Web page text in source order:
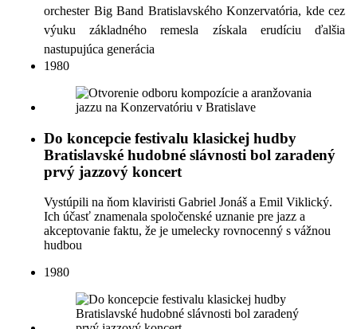
orchester Big Band Bratislavského Konzervatória, kde cez
výuku základného remesla získala erudíciu ďalšia
nastupujúca generácia
1980
Do koncepcie festivalu klasickej hudby
Bratislavské hudobné slávnosti bol zaradený
prvý jazzový koncert
Vystúpili na ňom klaviristi Gabriel Jonáš a Emil Viklický.
Ich účasť znamenala spoločenské uznanie pre jazz a
akceptovanie faktu, že je umelecky rovnocenný s vážnou
hudbou
1980